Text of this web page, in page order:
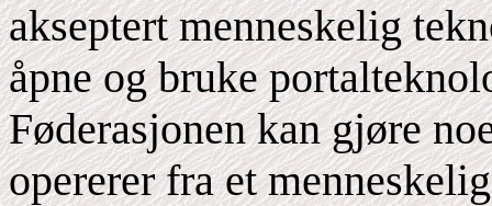
akseptert menneskelig
åpne og bruke
Føderasjonen kan gjøre
opererer fra et